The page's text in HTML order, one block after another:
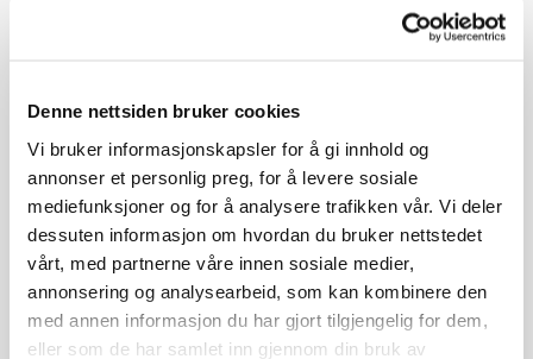
Denne nettsiden bruker cookies
Vi bruker informasjonskapsler for å gi innhold og
annonser et personlig preg, for å levere sosiale
mediefunksjoner og for å analysere trafikken vår. Vi deler
dessuten informasjon om hvordan du bruker nettstedet
vårt, med partnerne våre innen sosiale medier,
annonsering og analysearbeid, som kan kombinere den
med annen informasjon du har gjort tilgjengelig for dem,
eller som de har samlet inn gjennom din bruk av
Norefjellstua. Udover dette skal man parkere på parkeringsplads
Aldersgrænsen for at reservere Norefjellstua er 20 år.
Rygning er ikke tilladt. Se vores reservationsbetingelser for mere
Lejligheden har balkon mod syd. Udsigten og placeringen vil
variere afhængigt af hvilken bygning du bor i.
Lejligheden er nyopført.